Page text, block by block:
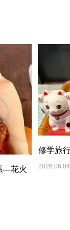
―花火
修学旅
2026.06.04